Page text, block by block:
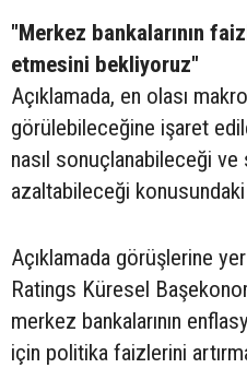
"Merkez bankalarının
etmesini bekliyoruz"
Açıklamada, en olası
görülebileceğine işaret
nasıl sonuçlanabileceği
azaltabileceği
Açıklamada görüşlerine
Ratings Küresel
merkez bankalarının
için politika faizlerini